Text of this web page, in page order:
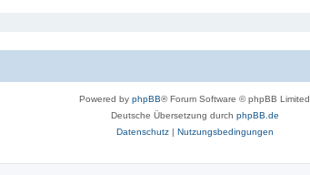
Powered by phpBB® Forum Software © phpBB Limited
Deutsche Übersetzung durch phpBB.de
Datenschutz| Nutzungsbedingungen